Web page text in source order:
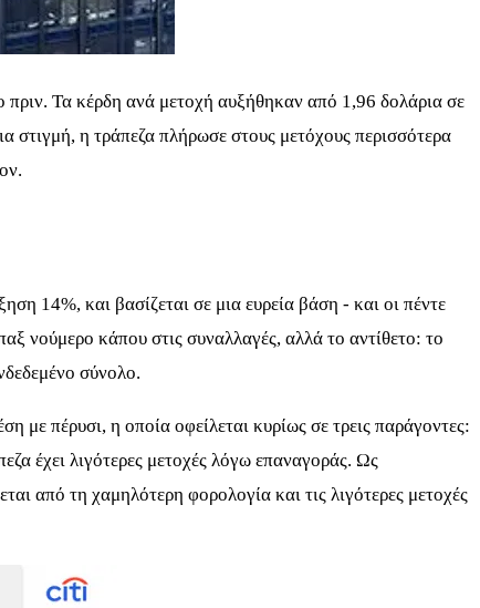
Τα κέρδη ανά μετοχή αυξήθηκαν από 1,96 δολάρια σε
η τράπεζα πλήρωσε στους μετόχους περισσότερα
14%, και βασίζεται σε μια ευρεία βάση - και οι πέντε
νούμερο κάπου στις συναλλαγές, αλλά το αντίθετο: το
σύνολο.
πέρυσι, η οποία οφείλεται κυρίως σε τρεις παράγοντες:
έχει λιγότερες μετοχές λόγω επαναγοράς. Ως
από τη χαμηλότερη φορολογία και τις λιγότερες μετοχές